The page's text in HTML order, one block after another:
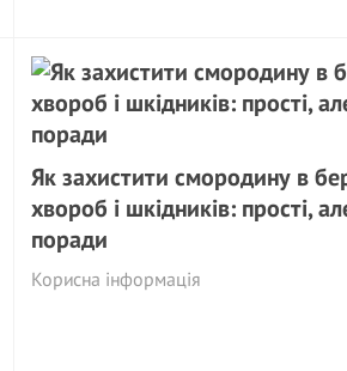
Як захистити смородину в
хвороб і шкідників: прості,
поради
Корисна інформація